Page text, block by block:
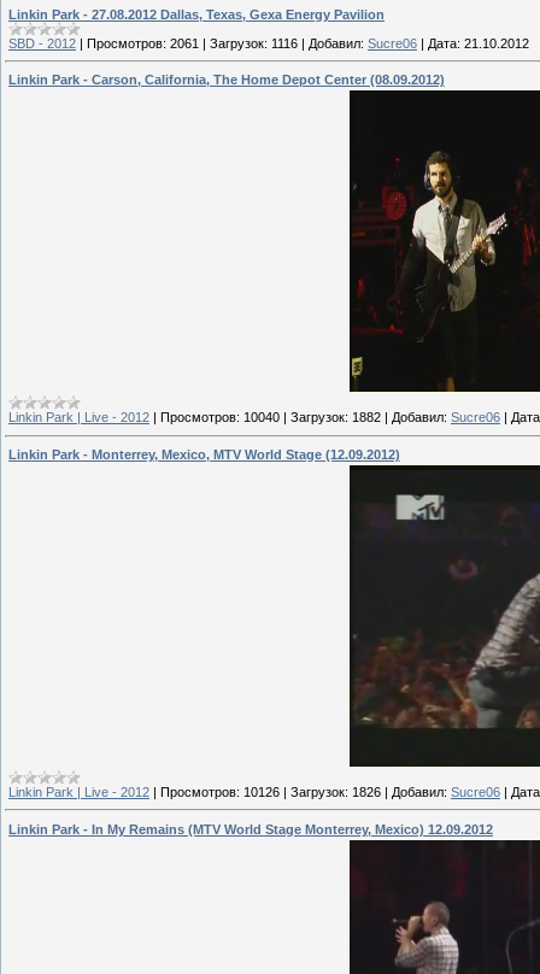
Linkin Park - 27.08.2012 Dallas, Texas, Gexa Energy Pavilion
SBD - 2012 | Просмотров: 2061 | Загрузок: 1116 | Добавил: Sucre06 | Дата: 21.10.2012
Linkin Park - Carson, California, The Home Depot Center (08.09.2012)
Linkin Park | Live - 2012 Просмотров: 10040 Загрузок: 1882 Добавил: Sucre06
Linkin Park - Monterrey, Mexico, MTV World Stage (12.09.2012)
Linkin Park | Live - 2012 | Просмотров: 10126 | Загрузок: 1826 | Добавил: Sucre06 |
Linkin Park - In My Remains (MTV World Stage Monterrey, Mexico) 12.09.2012